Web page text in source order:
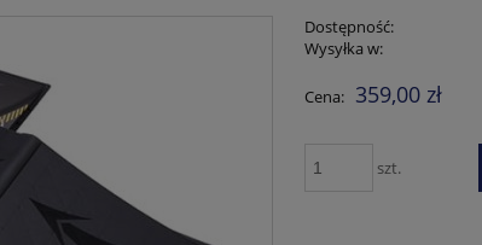
Dostępność:
Wysyłka w:
Cena: 359,00 zł
szt.